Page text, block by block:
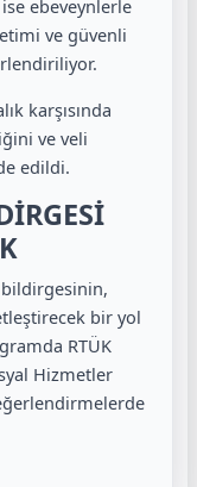
ebeveynlerle
ve güvenli
karşısında
ve veli
edildi.
bildirgesinin,
bir yol
RTÜK
Hizmetler